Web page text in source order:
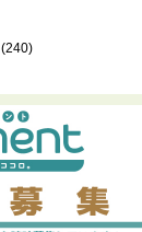
(240)